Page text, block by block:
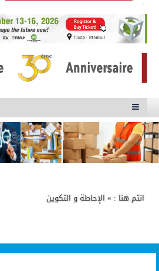

انتم هنا : » الإحاطة و التكوين